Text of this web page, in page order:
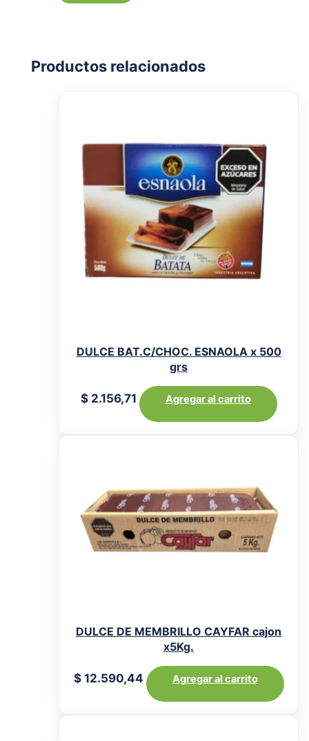
Productos relacionados
DULCE BAT.C/CHOC. ESNAOLA x 500
grs
$2.156,71 Agregar al carrito
DULCE DE MEMBRILLO CAYFAR cajon
x5Kg.
$12.590,44 Agregar al carrito